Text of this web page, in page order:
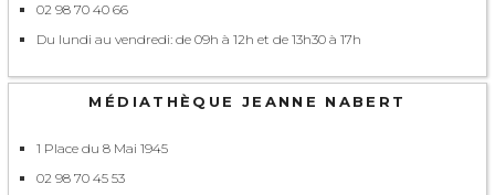
02 98 70 40 66
Du lundi au vendredi: de 09h à 12h et de 13h30 à 17h
MÉDIATHÈQUE JEANNE NABERT
1 Place du 8 Mai 1945
02 98 70 45 53